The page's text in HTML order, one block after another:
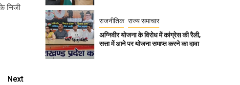
निजी
Next
राजनीतिक राज्य समाचार
अग्निवीर योजना के विरोध में कांग्रेस की रैली,
सत्ता में आने पर योजना समाप्त करने का दावा